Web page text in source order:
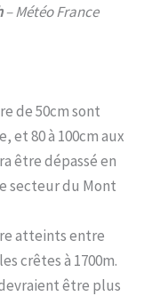
– Météo France
de 50cm sont
et 80 à 100cm aux
être dépassé en
secteur du Mont
atteints entre
crêtes à 1700m.
être plus